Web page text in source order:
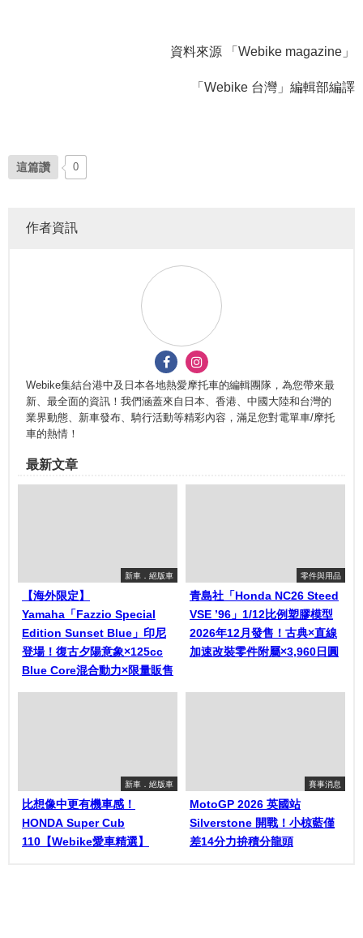
資料來源 「Webike magazine」
「Webike 台灣」編輯部編譯
這篇讚 0
作者資訊
Webike集結台港中及日本各地熱愛摩托車的編輯團隊，為您帶來最
新、最全面的資訊！我們涵蓋來自日本、香港、中國大陸和台灣的
業界動態、新車發布、騎行活動等精彩內容，滿足您對電單車/摩托
車的熱情！
最新文章
新車．絕版車
【海外限定】
Yamaha「Fazzio Special
Edition Sunset Blue」印尼
登場！復古夕陽意象×125cc
Blue Core混合動力×限量販售
零件與用品
青島社「Honda NC26 Steed
VSE ’96」1/12比例塑膠模型
2026年12月發售！古典×直線
加速改裝零件附屬×3,960日圓
新車．絕版車
比想像中更有機車感！
HONDA Super Cub
110【Webike愛車精選】
賽事消息
MotoGP 2026 英國站
Silverstone 開戰！小椋藍僅
差14分力拚積分龍頭